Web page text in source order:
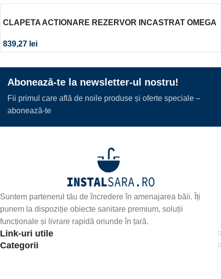
CLAPETA ACTIONARE REZERVOR INCASTRAT OMEGA
839,27 lei
Abonează-te la newsletter-ul nostru!
Fii primul care află de noile produse și oferte speciale –
abonează-te
Suntem partenerul tău de încredere în amenajarea băii. Îți
punem la dispoziție obiecte sanitare premium, soluții
funcționale și livrare rapidă oriunde în țară.
Link-uri utile
Categorii